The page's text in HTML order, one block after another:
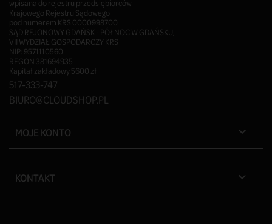
wpisana do rejestru przedsiębiorców
Krajowego Rejestru Sądowego
pod numerem KRS 0000998700
SĄD REJONOWY GDAŃSK - PÓŁNOC W GDAŃSKU,
VII WYDZIAŁ GOSPODARCZY KRS
NIP: 9571110560
REGON 381694935
Kapitał zakładowy 5600 zł
517-333-747
BIURO@CLOUDSHOP.PL
MOJE KONTO 
KONTAKT 